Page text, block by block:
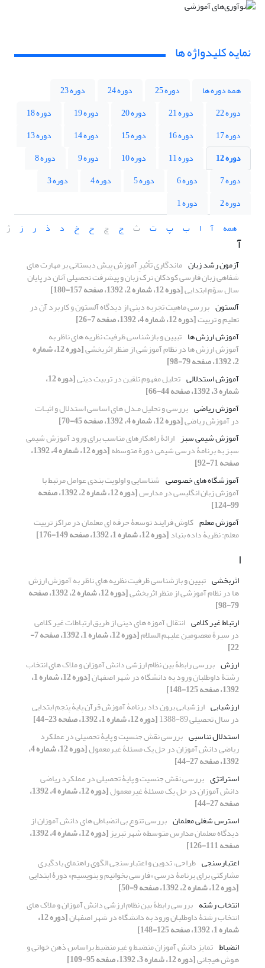
نمایه کلیدواژه ها
همه دوره ها دوره 25 دوره 24
دوره 23
دوره 22
دوره 21 دوره 20 دوره 19
دوره 18
دوره 17
دوره 16 دوره 15 دوره 14
دوره 13
دوره 12
دوره 11 دوره 10 دوره 9
دوره 8
دوره 7
دوره 6 دوره 5 دوره 4
دوره 3
دوره 2
دوره 1
همه
آ ا ب پ ت ث ج چ ح خ د ذ ر ز ژ
آ
آزمون رشد زبان ماندگاری تأثیرِ آموزش پیش دبستانی بر مهارت های
شفاهی زبان فارسی کودکان ترک زبان و پیشرفت تحصیلی آنان در پایان
سال سوّم ابتدایی[دوره 12، شماره 2، 1392، صفحه 157-180]
آلستون بررسی ماهیت تجربه دینی از دیدگاه آلستون و کاربرد آن در
تعلیم و تربیت[دوره 12، شماره 4، 1392، صفحه 7-26]
آموزش ارزش ها تبیین و بازشناسی ظرفیت نظریه های ناظر به
آموزش ارزش ها در نظام آموزشی از منظر اثربخشی [دوره 12، شماره
2، 1392، صفحه 79-98]
آموزش استدلالی تحلیل مفهوم تلقین در تربیت دینی [دوره 12،
شماره 3، 1392، صفحه 44-66]
آموزش ریاضی بررسی و تحلیل مـدل های اساسی استدلال و اثبـات
در آموزش ریاضی[دوره 12، شماره 4، 1392، صفحه 45-70]
آموزش شیمی سبز ارائۀ راهکارهای مناسب برای ورود آموزش شیمی
سبز به برنامۀ درسی شیمی دورة متوسطه [دوره 12، شماره 4، 1392،
صفحه 71-92]
آموزشگاه های خصوصی شناسایی و اولویت بندی عوامل مرتبط با
آموزش زبان انگلیسی در مدارس [دوره 12، شماره 2، 1392، صفحه
99-124]
آموزش معلم کاوش فرایند توسعۀ حرفه ای معلمان در مراکز تربیت
معلم: نظریۀ داده بنیاد[دوره 12، شماره 1، 1392، صفحه 149-176]
ا
اثربخشی تبیین و بازشناسی ظرفیت نظریه های ناظر به آموزش ارزش
ها در نظام آموزشی از منظر اثربخشی [دوره 12، شماره 2، 1392، صفحه
79-98]
ارتباط غیر کلامی انتقال آموزه های دینی از طریق ارتباطات غیر کلامی
در سیرۀ معصومین علیهم السلام [دوره 12، شماره 1، 1392، صفحه 7-
22]
ارزش بررسی رابطۀ بین نظام ارزشی دانش آموزان و ملاک های انتخاب
رشتۀ داوطلبان ورود به دانشگاه در شهر اصفهان [دوره 12، شماره 1،
1392، صفحه 125-148]
ارزشیابی ارزشیابی برون داد برنامۀ آموزش قرآن پایۀ پنجم ابتدایی
در سال تحصیلی 89-1388
[دوره 12، شماره 1، 1392، صفحه 23-44]
استدلال تناسبی بررسی نقش جنسیت و پایۀ تحصیلی در عملکرد
ریاضی دانش آموزان در حل یک مسئلۀ غیرمعمول [دوره 12، شماره 4،
1392، صفحه 27-44]
استراتژی بررسی نقش جنسیت و پایۀ تحصیلی در عملکرد ریاضی
دانش آموزان در حل یک مسئلۀ غیرمعمول [دوره 12، شماره 4، 1392،
صفحه 27-44]
استرس شغلی معلمان بررسی تنوع بی انضباطی های دانش آموزان از
دیدگاه معلمان مدارس متوسطه شهر تبریز [دوره 12، شماره 4، 1392،
صفحه 111-126]
اعتبارسنجی طراحی، تدوین و اعتبارسنجی الگوی راهنمای یادگیری
مشارکتی برای برنامۀ درسی «فارسی بخوانیم و بنویسیم» دورۀ ابتدایی
[دوره 12، شماره 2، 1392، صفحه 9-50]
انتخاب رشته بررسی رابطۀ بین نظام ارزشی دانش آموزان و ملاک های
انتخاب رشتۀ داوطلبان ورود به دانشگاه در شهر اصفهان [دوره 12،
شماره 1، 1392، صفحه 125-148]
انضباط تمایز دانش آموزان منضبط و غیرمنضبط براساس ذهن خوانی و
هوش هیجانی[دوره 12، شماره 3، 1392، صفحه 95-109]